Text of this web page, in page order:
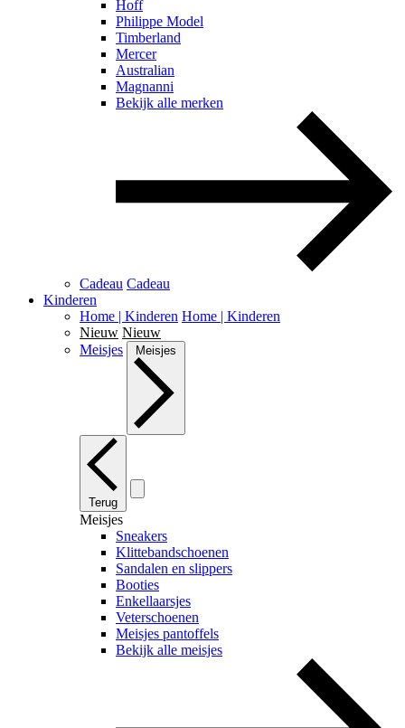
Hoff
Philippe Model
Timberland
Mercer
Australian
Magnanni
Bekijk alle merken
Cadeau Cadeau
Kinderen
Home | Kinderen Home | Kinderen
Nieuw Nieuw
Meisjes
Meisjes
Terug
Meisjes
Sneakers
Klittebandschoenen
Sandalen en slippers
Booties
Enkellaarsjes
Veterschoenen
Meisjes pantoffels
Bekijk alle meisjes